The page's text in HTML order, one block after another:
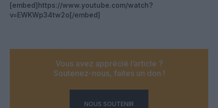
[embed]https://www.youtube.com/watch?
v=EWKWp34tw2o[/embed]
Vous avez apprécié l’article ?
Soutenez-nous, faites un don !
NOUS SOUTENIR